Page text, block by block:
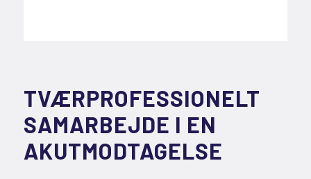
TVÆRPROFESSIONELT
SAMARBEJDE I EN
AKUTMODTAGELSE